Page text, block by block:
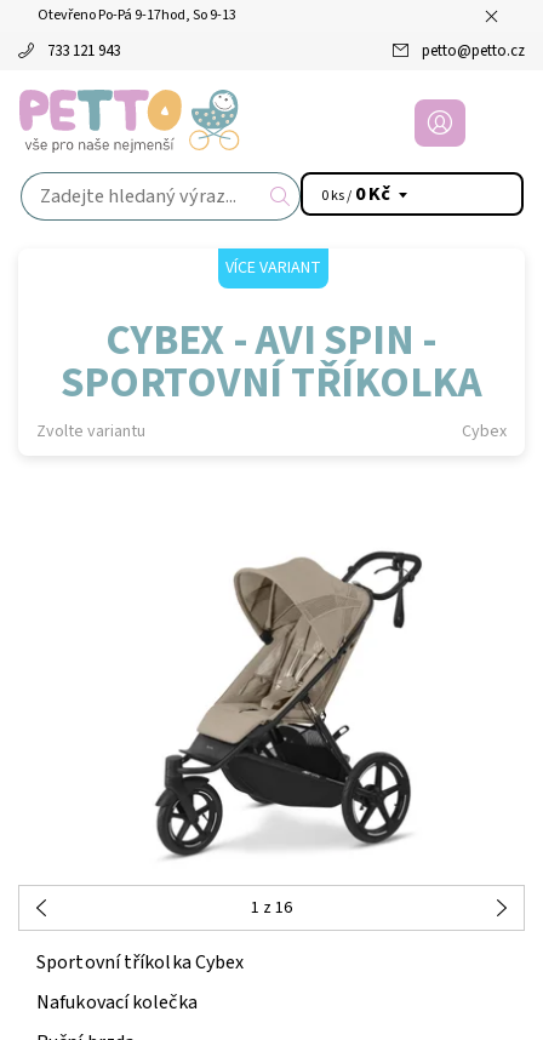
Otevřeno Po-Pá 9-17hod, So 9-13
733 121 943 petto@petto.cz
0 ks / 0 Kč
VÍCE VARIANT
CYBEX - AVI SPIN -
SPORTOVNÍ TŘÍKOLKA
Zvolte variantu Cybex
1 z 16
Sportovní tříkolka Cybex
Nafukovací kolečka